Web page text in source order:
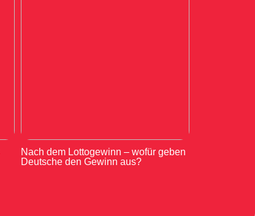
Nach dem Lottogewinn – wofür geben
Deutsche den Gewinn aus?